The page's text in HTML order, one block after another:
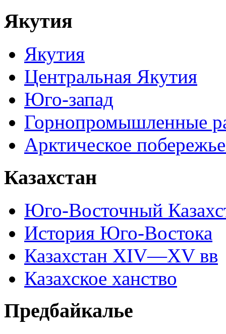
Якутия
Якутия
Центральная Якутия
Юго-запад
Горнопромышленные
Арктическое
Казахстан
Юго-Восточный
История Юго-Востока
Казахстан XIV—XV вв
Казахское ханство
Предбайкалье